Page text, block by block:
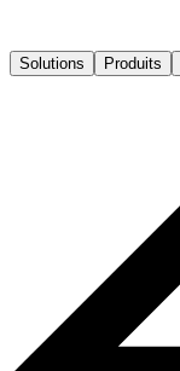
Solutions Produits